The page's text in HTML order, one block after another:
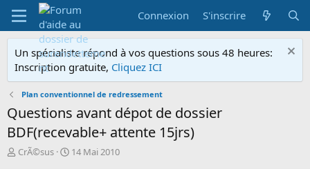
Connexion S'inscrire
Un spécialiste répond à vos questions sous 48 heures:
Inscription gratuite, Cliquez ICI
Plan conventionnel de redressement
Questions avant dépot de dossier
BDF(recevable+ attente 15jrs)
A
CrÃ©sus
D
14 Mai 2010